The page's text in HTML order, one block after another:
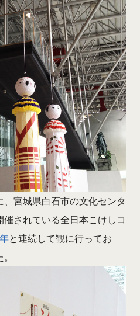
宮城県白石市の文化センタ
催されている全日本こけしコ
と連続して観に行ってお